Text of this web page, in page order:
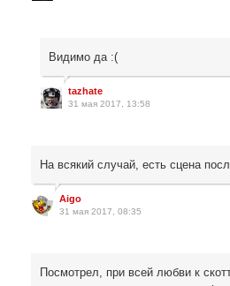
Видимо да :(
tazhate
31 мая 2017, 13:58
На всякий случай, есть сцена
Aigo
31 мая 2017, 08:35
Посмотрел, при всей любви к